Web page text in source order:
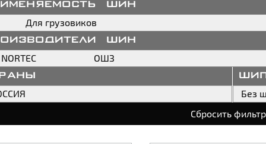
шин
Для грузовиков
шин
NORTEC ОШЗ
Без
Сбросить